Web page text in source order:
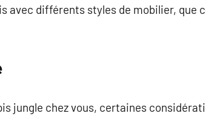
avec différents styles de mobilier, que
jungle chez vous, certaines